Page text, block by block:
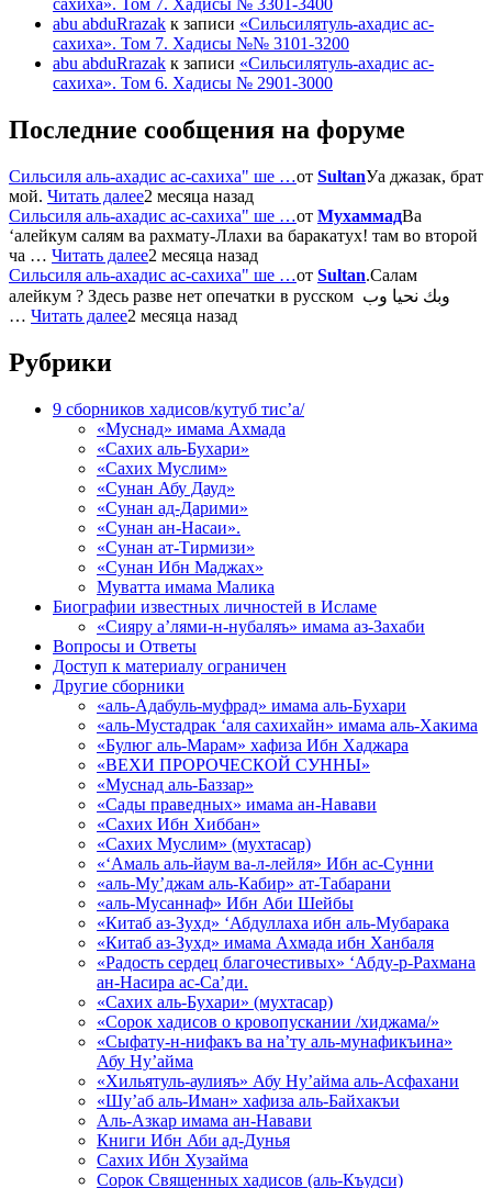
сахиха». Том 7. Хадисы № 3301-3400
abu abduRrazak к записи «Сильсилятуль-ахадис ас-
сахиха». Том 7. Хадисы №№ 3101-3200
abu abduRrazak к записи «Сильсилятуль-ахадис ас-
сахиха». Том 6. Хадисы № 2901-3000
Последние сообщения на форуме
Сильсиля аль-ахадис ас-сахиха" ше …от SultanУа джазак, брат
мой. Читать далее2 месяца назад
Сильсиля аль-ахадис ас-сахиха" ше …от МухаммадВа
‘алейкум салям ва рахмату-Ллахи ва баракатух! там во второй
ча … Читать далее2 месяца назад
Сильсиля аль-ахадис ас-сахиха" ше …от Sultan.Салам
алейкум ? Здесь разве нет опечатки в русском وبك نحيا وب
… Читать далее2 месяца назад
Рубрики
9 сборников хадисов/кутуб тис’а/
«Муснад» имама Ахмада
«Сахих аль-Бухари»
«Сахих Муслим»
«Сунан Абу Дауд»
«Сунан ад-Дарими»
«Сунан ан-Насаи».
«Сунан ат-Тирмизи»
«Сунан Ибн Маджах»
Муватта имама Малика
Биографии известных личностей в Исламе
«Сияру а’лями-н-нубаляъ» имама аз-Захаби
Вопросы и Ответы
Доступ к материалу ограничен
Другие сборники
«аль-Адабуль-муфрад» имама аль-Бухари
«аль-Мустадрак ‘аля сахихайн» имама аль-Хакима
«Булюг аль-Марам» хафиза Ибн Хаджара
«ВЕХИ ПРОРОЧЕСКОЙ СУННЫ»
«Муснад аль-Баззар»
«Сады праведных» имама ан-Навави
«Сахих Ибн Хиббан»
«Сахих Муслим» (мухтасар)
«‘Амаль аль-йаум ва-л-лейля» Ибн ас-Сунни
«аль-Му’джам аль-Кабир» ат-Табарани
«аль-Мусаннаф» Ибн Аби Шейбы
«Китаб аз-Зухд» ‘Абдуллаха ибн аль-Мубарака
«Китаб аз-Зухд» имама Ахмада ибн Ханбаля
«Радость сердец благочестивых» ‘Абду-р-Рахмана
ан-Насира ас-Са’ди.
«Сахих аль-Бухари» (мухтасар)
«Сорок хадисов о кровопускании /хиджама/»
«Сыфату-н-нифакъ ва на’ту аль-мунафикъина»
Абу Ну’айма
«Хильятуль-аулияъ» Абу Ну’айма аль-Асфахани
«Шу’аб аль-Иман» хафиза аль-Байхакъи
Аль-Азкар имама ан-Навави
Книги Ибн Аби ад-Дунья
Сахих Ибн Хузайма
Сорок Священных хадисов (аль-Къудси)